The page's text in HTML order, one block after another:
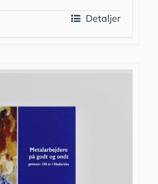
Detaljer